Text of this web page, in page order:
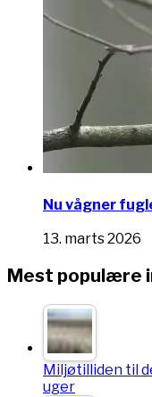
Nu vågner
13. marts 2026
Mest populære
Miljøtilliden til
uger